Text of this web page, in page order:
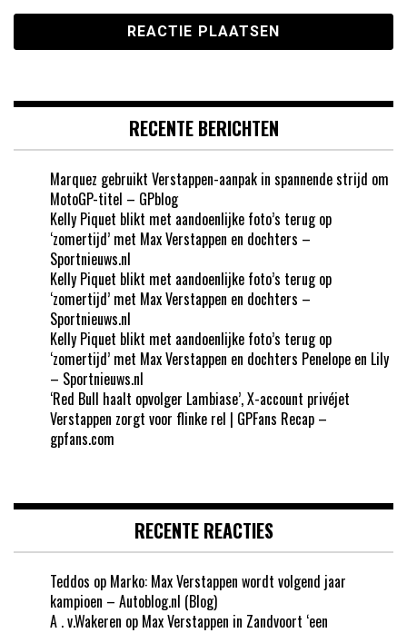
RECENTE BERICHTEN
Marquez gebruikt Verstappen-aanpak in spannende strijd om
MotoGP-titel – GPblog
Kelly Piquet blikt met aandoenlijke foto’s terug op
‘zomertijd’ met Max Verstappen en dochters –
Sportnieuws.nl
Kelly Piquet blikt met aandoenlijke foto’s terug op
‘zomertijd’ met Max Verstappen en dochters –
Sportnieuws.nl
Kelly Piquet blikt met aandoenlijke foto’s terug op
‘zomertijd’ met Max Verstappen en dochters Penelope en Lily
– Sportnieuws.nl
‘Red Bull haalt opvolger Lambiase’, X-account privéjet
Verstappen zorgt voor flinke rel | GPFans Recap –
gpfans.com
RECENTE REACTIES
Teddos op Marko: Max Verstappen wordt volgend jaar
kampioen – Autoblog.nl (Blog)
A . v.Wakeren op Max Verstappen in Zandvoort ‘een